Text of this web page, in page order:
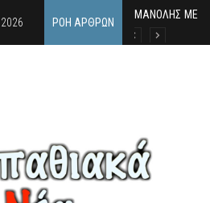
ΡΟΉ ΆΡΘΡΩΝ
MΑΝΟΛΗΣ
ΕΚΔΗΛΩΣΗ
Κάθε